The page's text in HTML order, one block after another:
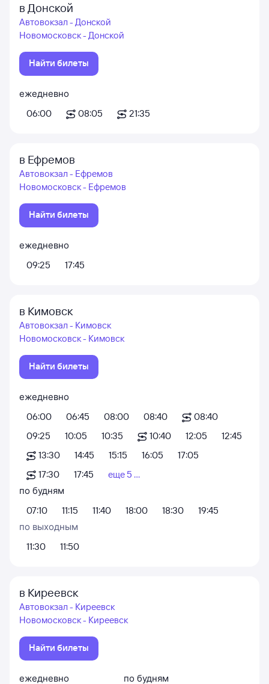
в Донской
Автовокзал - Донской
Новомосковск - Донской
Найти билеты
ежедневно
06:00
08:05 21:35
в Ефремов
Автовокзал - Ефремов
Новомосковск - Ефремов
Найти билеты
ежедневно
09:25
17:45
в Кимовск
Автовокзал - Кимовск
Новомосковск - Кимовск
Найти билеты
ежедневно
06:00
06:45 08:00 08:40
08:40
09:25
10:05 10:35 10:40 12:05
12:45
13:30
14:45 15:15 16:05
17:05
17:30
17:45
еще 5 ...
по будням
07:10
11:15 11:40 18:00 18:30
19:45
по выходным
11:30
11:50
в Киреевск
Автовокзал - Киреевск
Новомосковск - Киреевск
Найти билеты
ежедневно по будням